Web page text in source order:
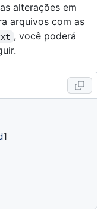
alterações em
arquivos com as
, você poderá
]